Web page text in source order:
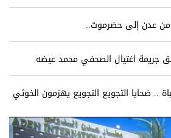
من عدن إلى حضرموت..
جريمة اغتيال الصحفي محمد عيضه
.. ضحايا التجويع التجويع يهزمون الخوثي